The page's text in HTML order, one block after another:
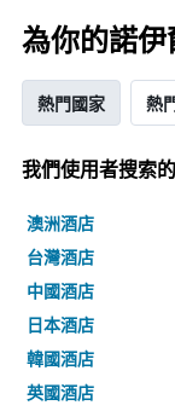
為你的諾
熱門國家 熱
我們使用者搜索
澳洲酒店
台灣酒店
中國酒店
日本酒店
韓國酒店
英國酒店